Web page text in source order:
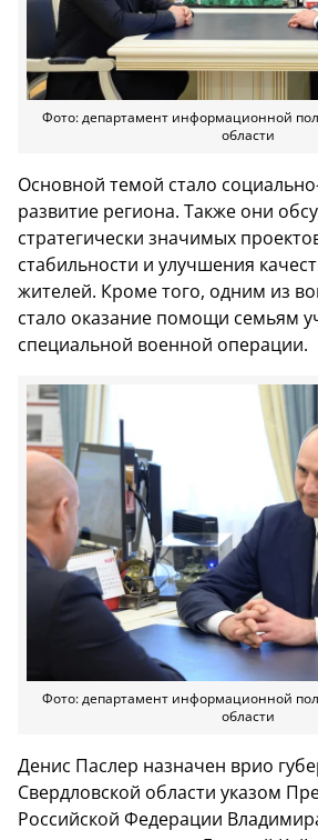
Фото: департамент информационной
области
Основной темой стало
развитие региона. Также они
стратегически значимых
стабильности и улучшения
жителей. Кроме того, одним из
стало оказание помощи семьям
специальной военной операции.
Фото: департамент информационной
области
Денис Паслер назначен врио
Свердловской области указом
Российской Федерации